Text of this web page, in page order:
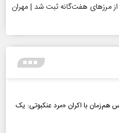
۶۰ میلیون عبور از مرزهای هفت‌گانه ثبت شد | مهران
هم‌زمان با اکران «مرد عنکبوتی: یک